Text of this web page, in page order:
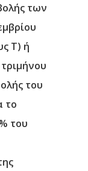
των
Τ) ή
του
το
του